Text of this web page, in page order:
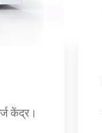
केंद्र।